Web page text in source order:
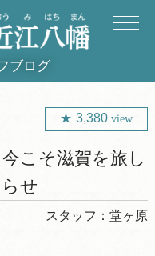
ブログ
3,380view
こそ滋賀を旅し
せ
スタッフ：堂ヶ原